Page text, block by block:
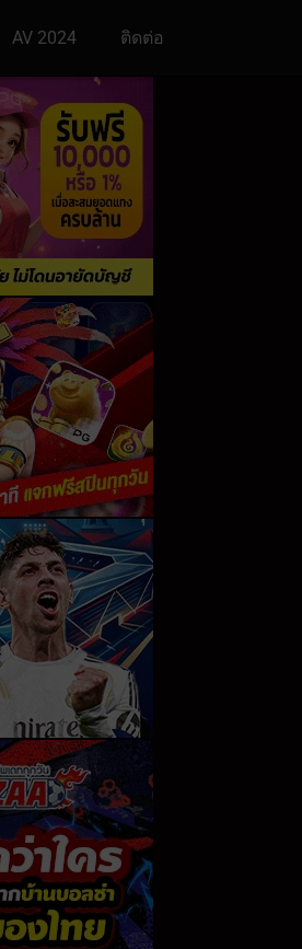
AV 2024 ติดต่อ